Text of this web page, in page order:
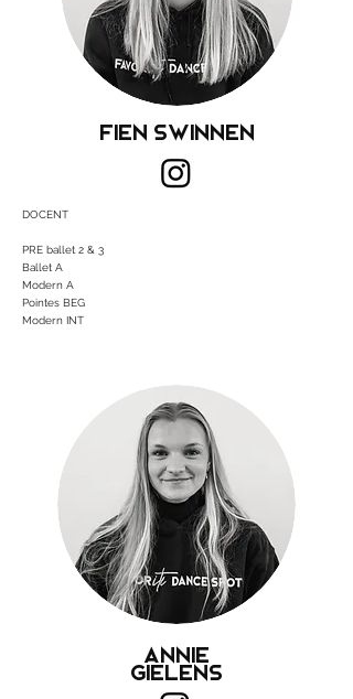
Fien Swinnen
DOCENT
PRE ballet 2 & 3
Ballet A
Modern A
Pointes BEG
Modern INT
Annie
Gielens